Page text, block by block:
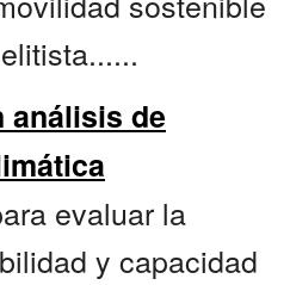
análisis de
evaluar la
y capacidad